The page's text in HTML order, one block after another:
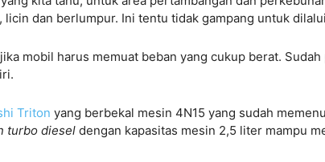
licin dan berlumpur. Ini tentu tidak gampang untuk
mobil harus memuat beban yang cukup berat.
Triton yang berbekal mesin 4N15 yang sudah
turbo diesel dengan kapasitas mesin 2,5 liter mampu